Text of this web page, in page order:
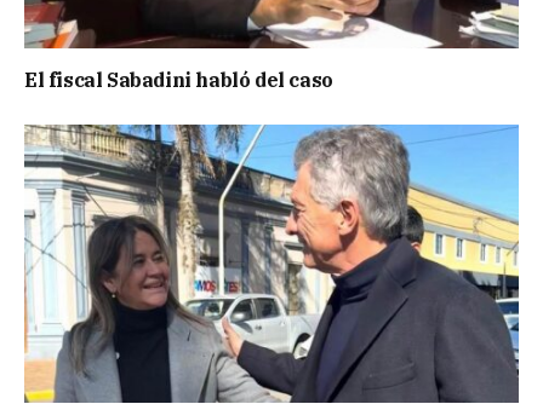
El fiscal Sabadini habló del caso